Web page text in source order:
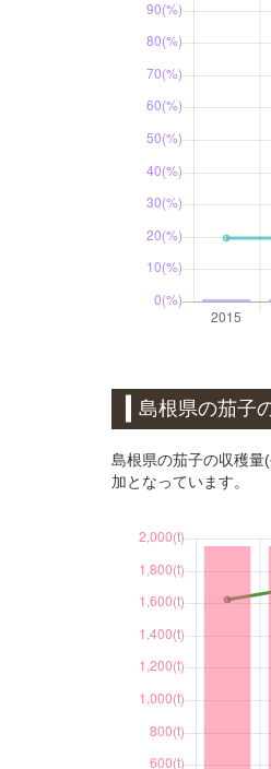
島根県の茄子
島根県の茄子の収穫
加となっています。